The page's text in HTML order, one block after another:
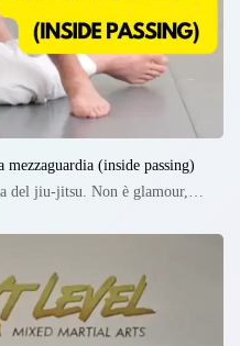
(inside passing)
del jiu-jitsu. Non è glamour,…